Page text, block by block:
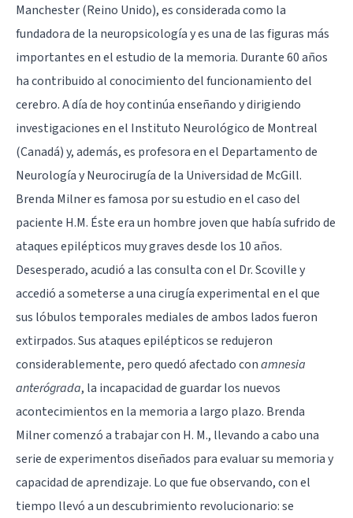
Manchester (Reino Unido), es considerada como la
fundadora de la neuropsicología y es una de las figuras más
importantes en elestudio de la memoria. Durante 60 años
ha contribuido al conocimiento del funcionamiento del
cerebro. A día de hoy continúa enseñando y dirigiendo
investigaciones en el Instituto Neurológico de Montreal
(Canadá) y, además, es profesora en el Departamento de
Neurología y Neurocirugía de la Universidad de McGill.
Brenda Milner es famosa por su estudio en el caso del
paciente H.M. Éste era un hombre joven que había sufrido de
ataques epilépticos muy graves desde los 10 años.
Desesperado, acudió a las consulta con el Dr. Scoville y
accedió a someterse a una cirugía experimental en el que
sus lóbulos temporales mediales de ambos lados fueron
extirpados. Sus ataques epilépticos se redujeron
considerablemente, pero quedó afectado conamnesia
anterógrada, la incapacidad de guardar los nuevos
acontecimientos en la memoria a largo plazo. Brenda
Milner comenzó a trabajar con H. M., llevando a cabo una
serie de experimentos diseñados para evaluar su memoria y
capacidad de aprendizaje. Lo que fue observando, con el
tiempo llevó a un descubrimiento revolucionario: se